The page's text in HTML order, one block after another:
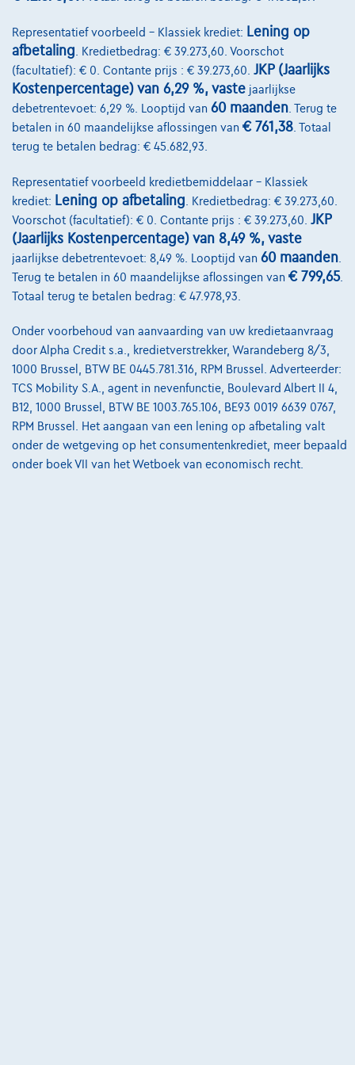
Volkswagen Golf
R-Line | 1.5 TSI 150cv | Carplay | Caméra | GPS | Led Matrix
€27.490 1
Vanaf€536,11/maand
met een laatste maandaflossing
van€7.408,61
Ontdek het volledige cijfervoorbeeld
Autosphere Center Liège
Vergelijk
Bekijk wagen
Representatief voorbeeld – Klassiek krediet: Lening op
afbetaling . Kredietbedrag: € 39.273,60. Voorschot
(facultatief): € 0. Contante prijs : € 39.273,60. JKP (Jaarlijks
Kostenpercentage) van 6,29 %, vaste jaarlijkse
debetrentevoet: 6,29 %. Looptijd van 60 maanden . Terug te
betalen in 60 maandelijkse aflossingen van € 761,38 . Totaal
terug te betalen bedrag: € 45.682,93.
Representatief voorbeeld kredietbemiddelaar – Klassiek
krediet: Lening op afbetaling . Kredietbedrag: € 39.273,60.
Voorschot (facultatief): € 0. Contante prijs : € 39.273,60. JKP
(Jaarlijks Kostenpercentage) van 8,49 %, vaste
jaarlijkse debetrentevoet: 8,49 %. Looptijd van 60 maanden
Terug te betalen in 60 maandelijkse aflossingen van € 799,65.
Totaal terug te betalen bedrag: € 47.978,93.
Onder voorbehoud van aanvaarding van uw kredietaanvraag
door Alpha Credit s.a., kredietverstrekker, Warandeberg 8/3,
1000 Brussel, BTW BE 0445.781.316, RPM Brussel. Adverteerder:
TCS Mobility S.A., agent in nevenfunctie, Boulevard Albert II 4,
B12, 1000 Brussel, BTW BE 1003.765.106, BE93 0019 6639 0767,
RPM Brussel. Het aangaan van een lening op afbetaling valt
onder de wetgeving op het consumentenkrediet, meer bepaald
onder boek VII van het Wetboek van economisch recht.